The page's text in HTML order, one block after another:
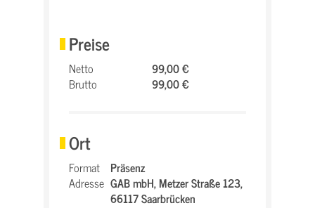
Preise
Netto
99,00 €
Brutto
99,00 €
Ort
Format
Präsenz
Adresse GAB mbH,Metzer Straße 123,
66117 Saarbrücken